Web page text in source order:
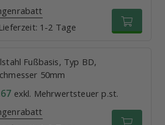
Lieferzeit: 1-2 Tage
Fußbasis, Typ BD,
50mm
exkl. Mehrwertsteuer p.st.